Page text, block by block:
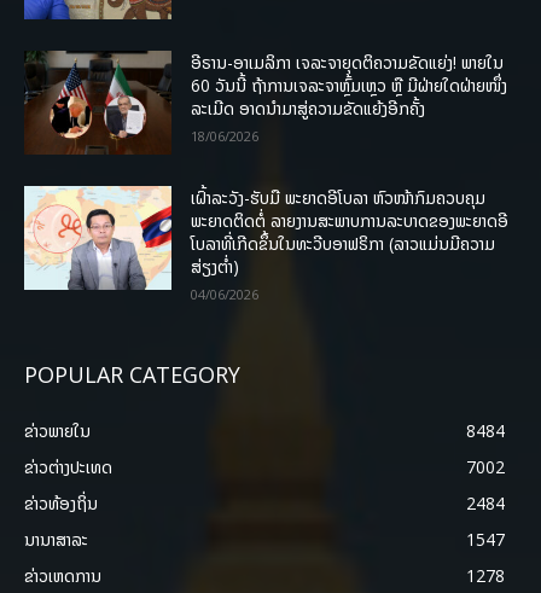
ອີຣານ-ອາເມລິກາ ເຈລະຈາຍຸດຕິຄວາມຂັດແຍ່ງ! ພາຍໃນ
60 ວັນນີ້ ຖ້າການເຈລະຈາຫຼົ້ມເຫຼວ ຫຼື ມີຝ່າຍໃດຝ່າຍໜຶ່ງ
ລະເມີດ ອາດນໍາມາສູ່ຄວາມຂັດແຍ້ງອີກຄັ້ງ
18/06/2026
ເຝົ້າລະວັງ-ຮັບມື ພະຍາດອີໂບລາ ຫົວໜ້າກົມຄວບຄຸມ
ພະຍາດຕິດຕໍ່ ລາຍງານສະພາບການລະບາດຂອງພະຍາດອີ
ໂບລາທີ່ເກີດຂຶ້ນໃນທະວີບອາຟຣິກາ (ລາວແມ່ນມີຄວາມ
ສ່ຽງຕໍ່າ)
04/06/2026
POPULAR CATEGORY
ຂ່າວພາຍ​ໃນ
8484
ຂ່າວຕ່າງປະເທດ
7002
ຂ່າວທ້ອງຖິ່ນ
2484
ນານາສາລະ
1547
ຂ່າວເຫດການ
1278